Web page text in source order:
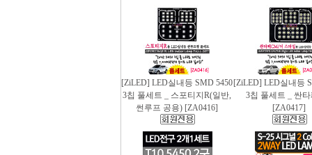
[ZiLED] LED실내등 SMD 5450
3칩 풀세트 _ 스포티지R(일반,
썬루프 공용) [ZA0416]
[ZiLED] LED실내등
3칩 풀세트 _ 싼
[ZA0417]